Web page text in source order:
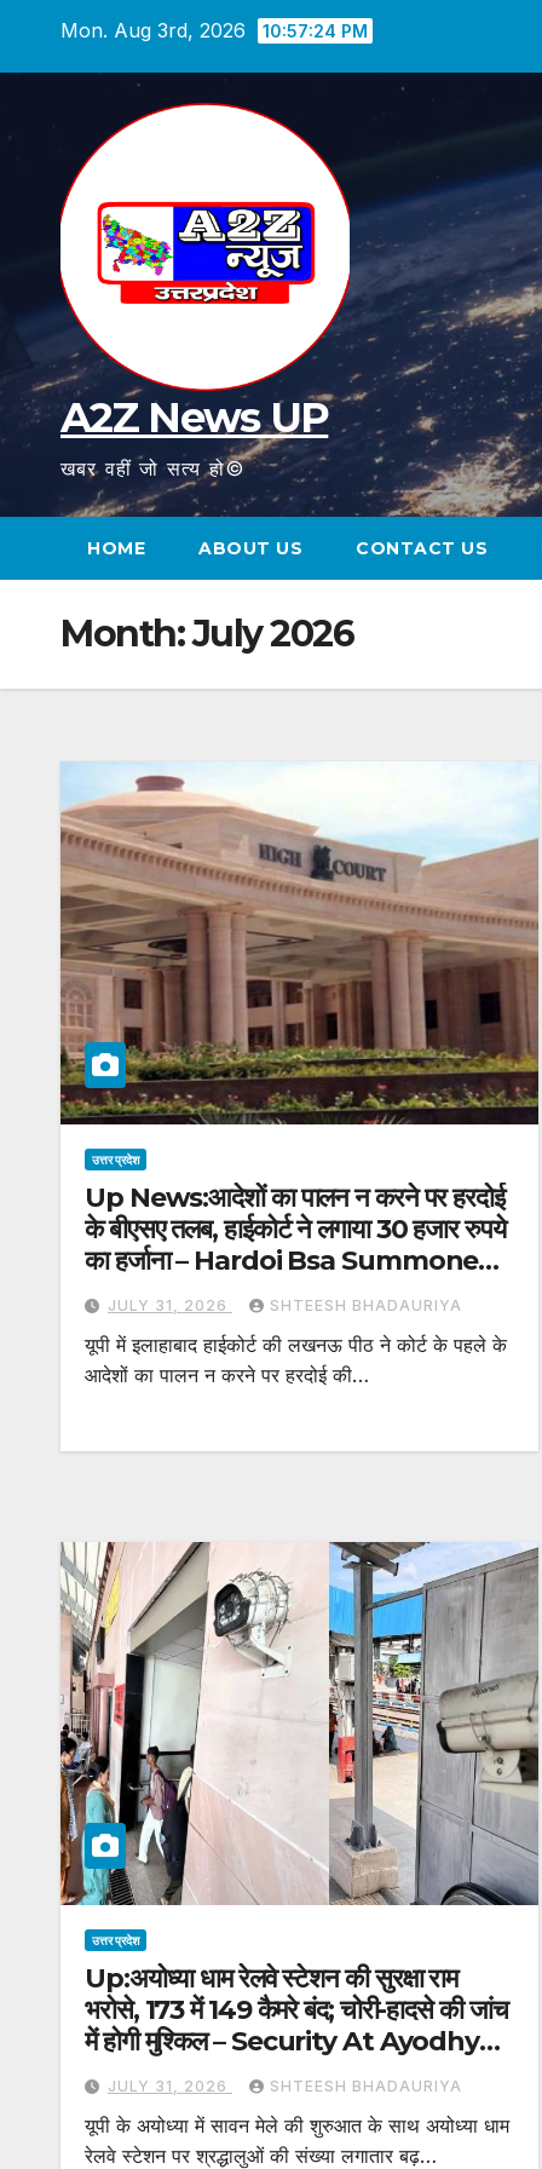
Mon. Aug 3rd, 2026 10:57:26 PM
A2Z News UP
खबर वहीं जो सत्य हो©
HOME ABOUT US CONTACT US
Month:July 2026
उत्तर प्रदेश
Up News:आदेशों का पालन न करने पर हरदोई
के बीएसए तलब, हाईकोर्ट ने लगाया 30 हजार रुपये
का हर्जाना – Hardoi Bsa Summoned
For Non-compliance With
Orders High Court Imposes ₹30
Thousand Fine
JULY 31, 2026 SHTEESH BHADAURIYA
यूपी में इलाहाबाद हाईकोर्ट की लखनऊ पीठ ने कोर्ट के पहले के
आदेशों का पालन न करने पर हरदोई की…
उत्तर प्रदेश
Up:अयोध्या धाम रेलवे स्टेशन की सुरक्षा राम
भरोसे, 173 में 149 कैमरे बंद; चोरी-हादसे की जांच
में होगी मुश्किल – Security At Ayodhya
Dham Railway Station Left To
Fate 149 Out Of 173 Cameras
Non-functional
JULY 31, 2026 SHTEESH BHADAURIYA
यूपी के अयोध्या में सावन मेले की शुरुआत के साथ अयोध्या धाम
रेलवे स्टेशन पर श्रद्धालुओं की संख्या लगातार बढ़…